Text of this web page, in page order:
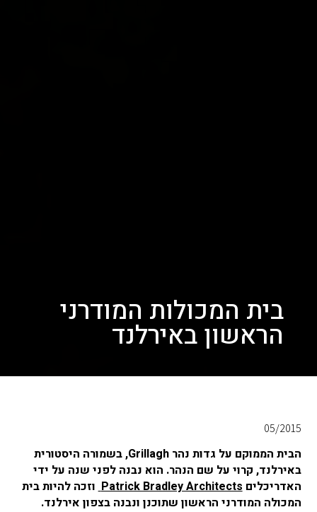
בית המכולות המודרני
הראשון באירלנד
05/2015
הבית הממוקם על גדות נהר Grillagh, בשמורה היסטורית
באירלנד, קרוי על שם הנהר. הוא נבנה לפני שנה על ידי
האדריכלים Patrick Bradley Architects וזכה להיות בית
המכולה המודרני הראשון שתוכנן ונבנה בצפון אירלנד.